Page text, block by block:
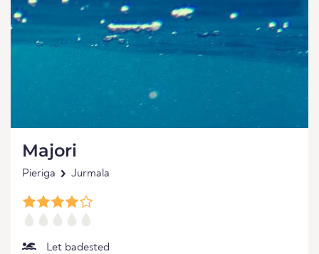
Majori
Pieriga Jurmala
Let badested